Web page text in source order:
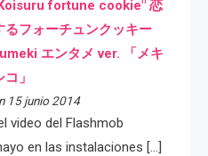
fortune cookie" 恋
るフォーチュンクッキー
エンタメ ver. 「メキ
コ」
15 junio 2014
video del Flashmob
en las instalaciones […]